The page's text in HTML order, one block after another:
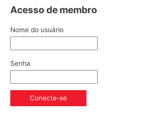
Acesso de membro
Nome do usuário
Senha